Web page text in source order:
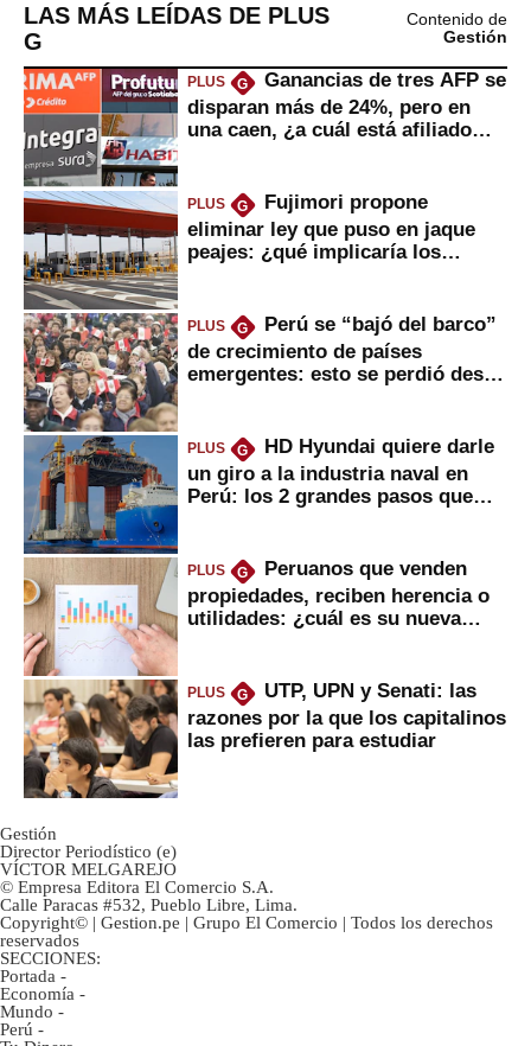
LAS MÁS LEÍDAS DE PLUS
G
Contenido de
Gestión
PLUS G
Ganancias de tres AFP se
disparan más de 24%, pero en
una caen, ¿a cuál está afiliado
PLUS G
Fujimori propone
eliminar ley que puso en jaque
peajes: ¿qué implicaría los
PLUS G
Perú se “bajó del barco”
de crecimiento de países
emergentes: esto se perdió desde
PLUS G
HD Hyundai quiere darle
un giro a la industria naval en
Perú: los 2 grandes pasos que
PLUS G
Peruanos que venden
propiedades, reciben herencia o
utilidades: ¿cuál es su nueva
PLUS G
UTP, UPN y Senati: las
razones por la que los capitalinos
las prefieren para estudiar
Gestión
Director Periodístico (e)
VÍCTOR MELGAREJO
© Empresa Editora El Comercio S.A.
Calle Paracas #532, Pueblo Libre, Lima.
Copyright© | Gestion.pe | Grupo El Comercio | Todos los derechos
reservados
SECCIONES:
Portada -
Economía -
Mundo -
Perú -